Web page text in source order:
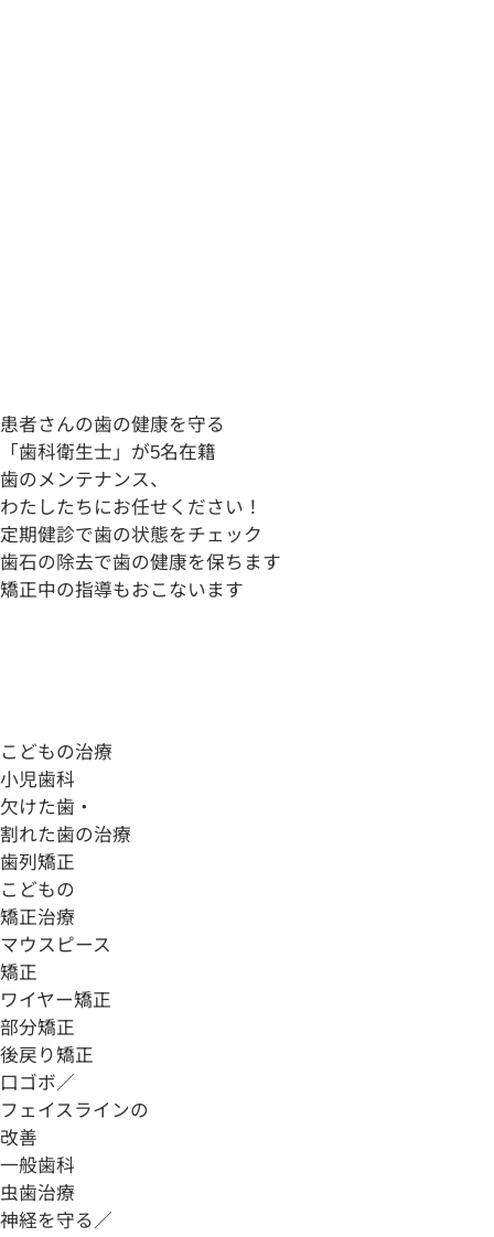
患者さんの歯の健康を守る
「 歯科衛生士 」 が5名在籍
歯のメンテナンス、
わたしたちにお任せください！
定期健診で歯の状態をチェック
歯石の除去で歯の健康を保ちます
矯正中の指導もおこないます
こどもの治療
小児歯科
欠けた歯・
割れた歯の治療
歯列矯正
こどもの
矯正治療
マウスピース
矯正
ワイヤー矯正
部分矯正
後戻り矯正
口ゴボ／
フェイスラインの
改善
一般歯科
虫歯治療
神経を守る／